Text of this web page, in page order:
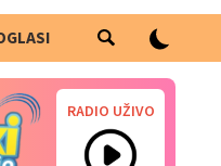
RADIO UŽIVO